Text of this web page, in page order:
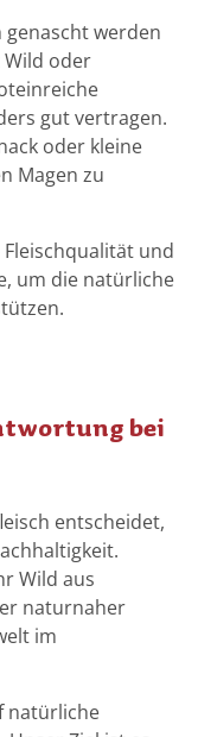
werden
Wild oder
gut vertragen.
oder kleine
Magen zu
und
um die natürliche
bei
entscheidet,
Wild aus
naturnaher
im
natürliche